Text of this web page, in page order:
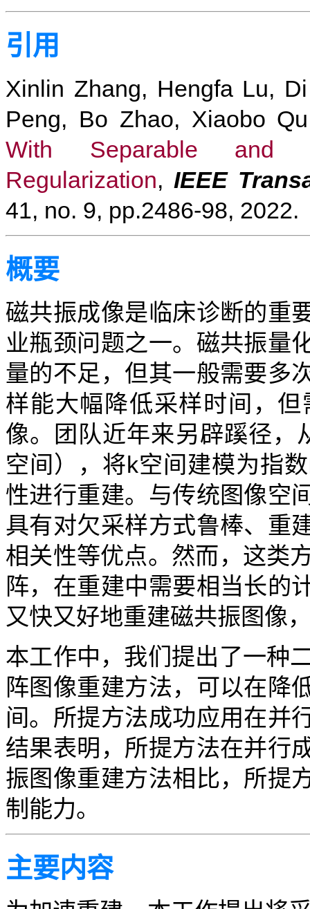
引用
Xinlin Zhang, Hengfa Lu,
Peng, Bo Zhao, Xiaobo
With Separable and
Regularization, IEEE
41, no. 9, pp.2486-98, 2022.
概要
磁共振成像是临床诊断的重
业瓶颈问题之一。磁共振量
量的不足，但其一般需要多
样能大幅降低采样时间，
像。团队近年来另辟蹊径，
空间），将k空间建模为指
性进行重建。与传统图像空
具有对欠采样方式鲁棒、重
相关性等优点。然而，这类
阵，在重建中需要相当长的
又快又好地重建磁共振图像
本工作中，我们提出了一种
阵图像重建方法，可以在降
间。所提方法成功应用在并
结果表明，所提方法在并行
振图像重建方法相比，所提
制能力。
主要内容